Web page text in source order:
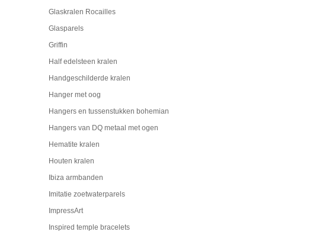
Glaskralen Rocailles
Glasparels
Griffin
Half edelsteen kralen
Handgeschilderde kralen
Hanger met oog
Hangers en tussenstukken bohemian
Hangers van DQ metaal met ogen
Hematite kralen
Houten kralen
Ibiza armbanden
Imitatie zoetwaterparels
ImpressArt
Inspired temple bracelets